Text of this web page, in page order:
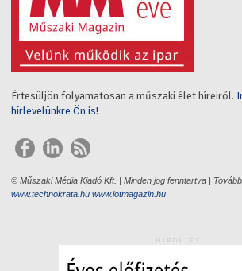
Értesüljön folyamatosan a műszaki élet híreiről.
hírlevelünkre Ön is!
© Műszaki Média Kiadó Kft. | Minden jog fenntartva |
www.technokrata.hu www.iotmagazin.hu
HIRDETÉS